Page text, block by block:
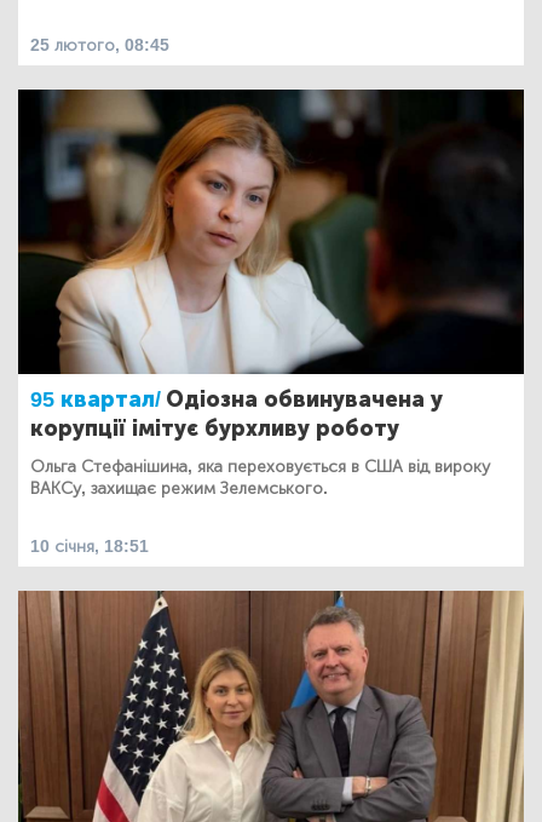
25 лютого, 08:45
95 квартал/ Одіозна обвинувачена у
корупції імітує бурхливу роботу
Ольга Стефанішина, яка переховується в США від вироку
ВАКСу, захищає режим Зелемського.
10 січня, 18:51